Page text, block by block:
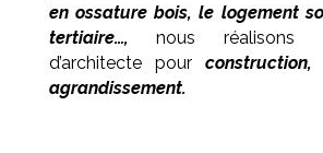
en ossature bois, le logement
tertiaire…,
nous réalisons
d’architecte pourconstruction,
agrandissement.